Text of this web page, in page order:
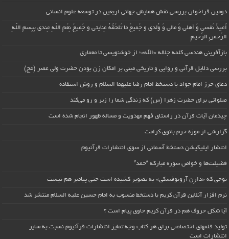
دومین فراخوان بررسی نقش همایش جهانی اربعین در توسعه علوم انسانی
اُعیذُ نَفسی وَ أهلی وَ مالی وَ وُلدی و جَمیعَ ما تَلحَقُهُ عِنایتی و جَمیعَ نِعَمِ اللّهِ عِندی بِبِسمِ اللّهِ
الرَّحمنِ الرَّحیمِ
بازآفرینی هندسی کلمه جلاله «الله»؛ از خوشنویسی تا معماری
بررسی دلایل قرآنی و روایی و تاریخی مبنی بر امکان زن بودن حضرت ولی عصر (عج)
دعای حرز امام جواد با دستخط امام رضا علیهما السلام و روش استفاده
صلواتی برای حضرت زهرا (س) که زندگی شما را زیر و رو می‌کند
چیدمان آیات قرآن در راستای فهم مهدویت و مساله ظهور انجام شده است
گزارشی از موزه حرم بانوی کرامت
انتشار اپلیکیشن دستخط آسمانی از سوی انتشارات قرآنیوم
فضیلت‌ها و خواص سوره مبارکه “حمد”
نوحی که «دارِن آرونوفسکی» به تصویر کشیده است حتی پیامبر هم نیست
نرم افزار آنلاین قرآن کریم با دستخط منسوب به امام حسین علیه السلام منتشر شد
آیا شکل حروف هم در قرآن کریم حاوی پیام است ؟
تولید قلمهای اختصاصی برای هر کتاب وجه تمایز انتشارات قرآنیوم نسبت به سایر
انتشارات است